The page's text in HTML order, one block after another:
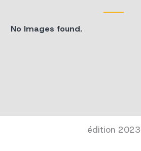
No Images found.
édition 2023